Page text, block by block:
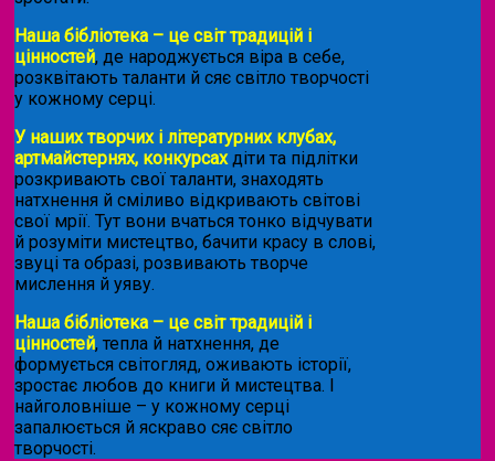
Наша бібліотека – це світ традицій і
цінностей, де народжується віра в себе,
розквітають таланти й сяє світло творчості
у кожному серці.
У наших творчих і літературних клубах,
артмайстернях, конкурсахдіти та підлітки
розкривають свої таланти, знаходять
натхнення й сміливо відкривають світові
свої мрії. Тут вони вчаться тонко відчувати
й розуміти мистецтво, бачити красу в слові,
звуці та образі, розвивають творче
мислення й уяву.
Наша бібліотека – це світ традицій і
цінностей, тепла й натхнення, де
формується світогляд, оживають історії,
зростає любов до книги й мистецтва. І
найголовніше – у кожному серці
запалюється й яскраво сяє світло
творчості.